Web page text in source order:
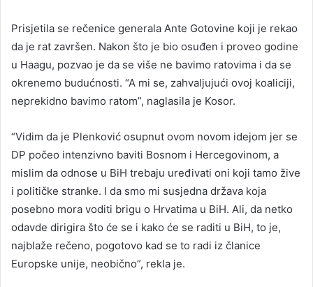
Prisjetila se rečenice generala Ante Gotovine koji je rekao
da je rat završen. Nakon što je bio osuđen i proveo godine
u Haagu, pozvao je da se više ne bavimo ratovima i da se
okrenemo budućnosti. “A mi se, zahvaljujući ovoj koaliciji,
neprekidno bavimo ratom”, naglasila je Kosor.
“Vidim da je Plenković osupnut ovom novom idejom jer se
DP počeo intenzivno baviti Bosnom i Hercegovinom, a
mislim da odnose u BiH trebaju uređivati oni koji tamo žive
i političke stranke. I da smo mi susjedna država koja
posebno mora voditi brigu o Hrvatima u BiH. Ali, da netko
odavde dirigira što će se i kako će se raditi u BiH, to je,
najblaže rečeno, pogotovo kad se to radi iz članice
Europske unije, neobično”, rekla je.